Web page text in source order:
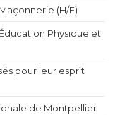
(H/F)
Physique et
pour leur esprit
de Montpellier